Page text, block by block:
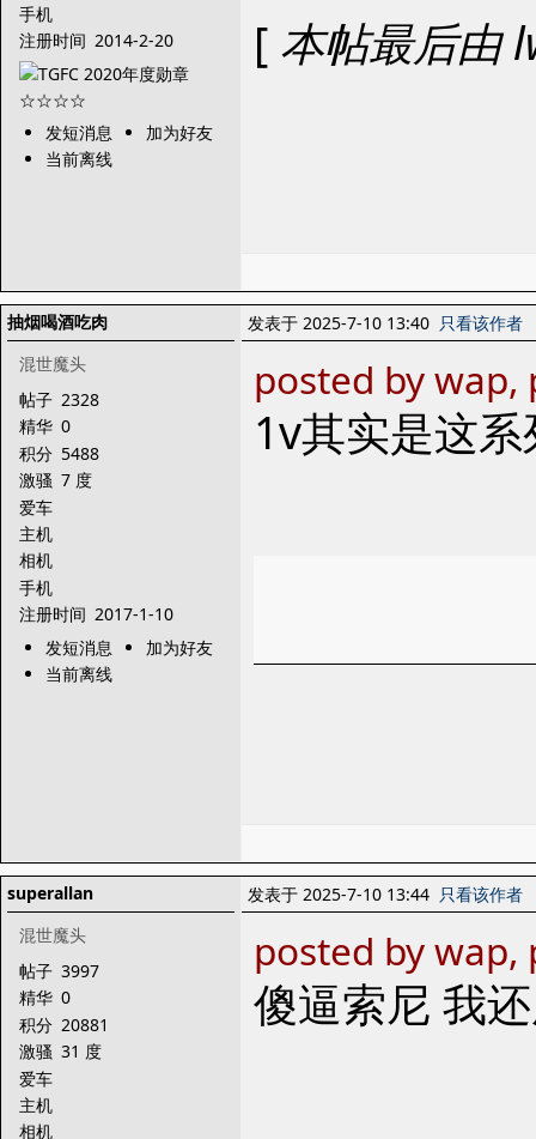
手机
注册时间 2014-2-20
发短消息
加为好友
当前离线
[ 本帖最后由
抽烟喝酒吃肉
混世魔头
帖子 2328
精华 0
积分 5488
激骚 7 度
爱车
主机
相机
手机
注册时间 2017-1-10
发短消息
加为好友
当前离线
发表于 2025-7-10 13:40 只看该作者
posted by
1v其实是这
superallan
混世魔头
帖子 3997
精华 0
积分 20881
激骚 31 度
爱车
主机
相机
发表于 2025-7-10 13:44 只看该作者
posted by
傻逼索尼 我